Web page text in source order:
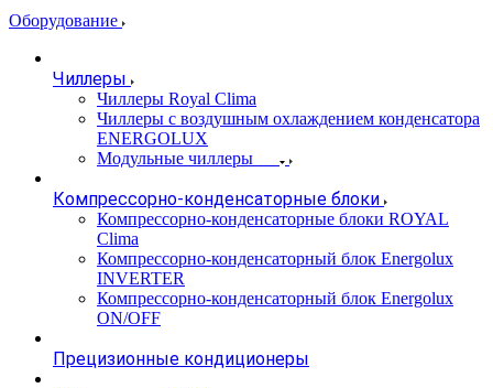
Оборудование
Чиллеры
Чиллеры Royal Clima
Чиллеры с воздушным охлаждением конденсатора
ENERGOLUX
Модульные чиллеры
Компрессорно-конденсаторные блоки
Компрессорно-конденсаторные блоки ROYAL
Clima
Компрессорно-конденсаторный блок Energolux
INVERTER
Компрессорно-конденсаторный блок Energolux
ON/OFF
Прецизионные кондиционеры